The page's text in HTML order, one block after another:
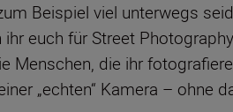
Beispiel viel unterwegs
euch für Street
Menschen, die ihr
„echten“ Kamera – ohne